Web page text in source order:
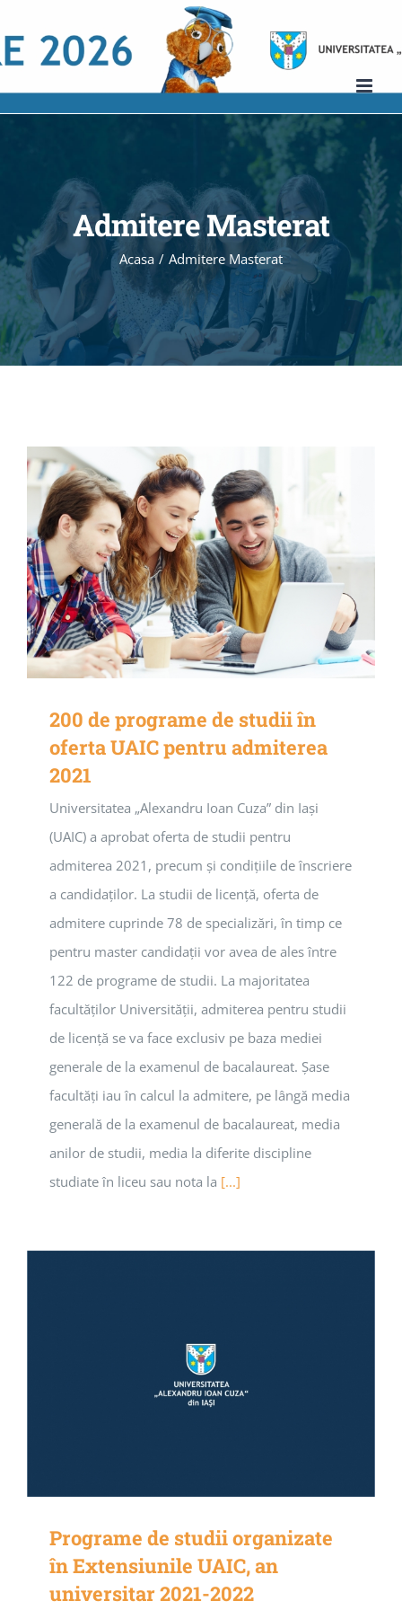
to
content
Admitere Masterat
Acasa / Admitere Masterat
200 de programe de studii în
oferta UAIC pentru admiterea
2021
Universitatea „Alexandru Ioan Cuza” din Iași
(UAIC) a aprobat oferta de studii pentru
admiterea 2021, precum și condițiile de înscriere
a candidaților. La studii de licență, oferta de
admitere cuprinde 78 de specializări, în timp ce
pentru master candidații vor avea de ales între
122 de programe de studii. La majoritatea
facultăților Universității, admiterea pentru studii
de licență se va face exclusiv pe baza mediei
generale de la examenul de bacalaureat. Șase
facultăți iau în calcul la admitere, pe lângă media
generală de la examenul de bacalaureat, media
anilor de studii, media la diferite discipline
studiate în liceu sau nota la [...]
Programe de studii organizate
în Extensiunile UAIC, an
universitar 2021-2022